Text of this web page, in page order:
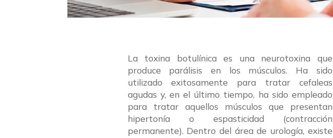
La toxina botulínica es una neurotoxina que
produce parálisis en los músculos. Ha sido
utilizado exitosamente para tratar cefaleas
agudas y, en el último tiempo, ha sido empleado
para tratar aquellos músculos que presentan
hipertonía o espasticidad (contracción
permanente). Dentro del área de urología, existe